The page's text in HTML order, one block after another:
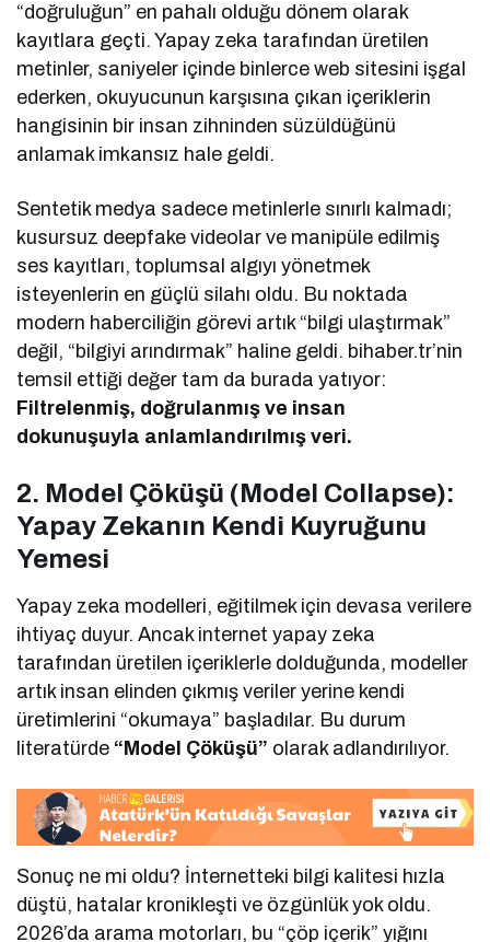
“doğruluğun” en pahalı olduğu dönem olarak
kayıtlara geçti. Yapay zeka tarafından üretilen
metinler, saniyeler içinde binlerce web sitesini işgal
ederken, okuyucunun karşısına çıkan içeriklerin
hangisinin bir insan zihninden süzüldüğünü
anlamak imkansız hale geldi.
Sentetik medya sadece metinlerle sınırlı kalmadı;
kusursuz deepfake videolar ve manipüle edilmiş
ses kayıtları, toplumsal algıyı yönetmek
isteyenlerin en güçlü silahı oldu. Bu noktada
modern haberciliğin görevi artık “bilgi ulaştırmak”
değil, “bilgiyi arındırmak” haline geldi. bihaber.tr’nin
temsil ettiği değer tam da burada yatıyor:
Filtrelenmiş, doğrulanmış ve insan
dokunuşuyla anlamlandırılmış veri.
2. Model Çöküşü (Model Collapse):
Yapay Zekanın Kendi Kuyruğunu
Yemesi
Yapay zeka modelleri, eğitilmek için devasa verilere
ihtiyaç duyur. Ancak internet yapay zeka
tarafından üretilen içeriklerle dolduğunda, modeller
artık insan elinden çıkmış veriler yerine kendi
üretimlerini “okumaya” başladılar. Bu durum
literatürde “Model Çöküşü” olarak adlandırılıyor.
Sonuç ne mi oldu? İnternetteki bilgi kalitesi hızla
düştü, hatalar kronikleşti ve özgünlük yok oldu.
2026’da arama motorları, bu “çöp içerik” yığını